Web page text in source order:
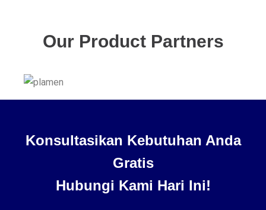
Our Product Partners
Konsultasikan Kebutuhan Anda
Gratis
Hubungi Kami Hari Ini!